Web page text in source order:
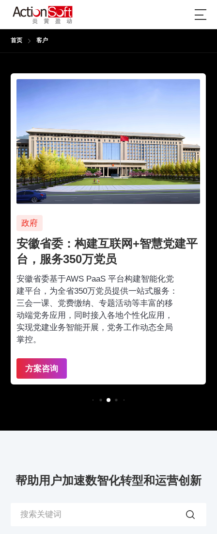
首页 客户
省委：构建互联网+智慧党建平
服务350万党员
省委基于AWS PaaS 平台构建智能化党
台，为全省350万党员提供一站式服务：
一课、党费缴纳、专题活动等丰富的移
党务应用，同时接入各地个性化应用，
党建业务智能开展，党务工作动态全局
案咨询
华
帮助用户加速数智化转型和运营创新